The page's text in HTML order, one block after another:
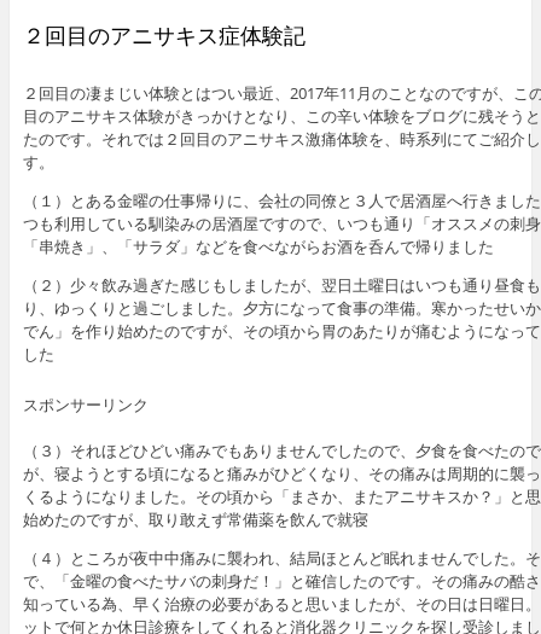
２回目のアニサキス症体験記
２回目の凄まじい体験とはつい最近、2017年11月のことなのですが、こ
目のアニサキス体験がきっかけとなり、この辛い体験をブログに残そう
たのです。それでは２回目のアニサキス激痛体験を、時系列にてご紹介
す。
（１）とある金曜の仕事帰りに、会社の同僚と３人で居酒屋へ行きまし
つも利用している馴染みの居酒屋ですので、いつも通り「オススメの刺
「串焼き」、「サラダ」などを食べながらお酒を呑んで帰りました
（２）少々飲み過ぎた感じもしましたが、翌日土曜日はいつも通り昼食
り、ゆっくりと過ごしました。夕方になって食事の準備。寒かったせい
でん」を作り始めたのですが、その頃から胃のあたりが痛むようになっ
した
スポンサーリンク
（３）それほどひどい痛みでもありませんでしたので、夕食を食べたの
が、寝ようとする頃になると痛みがひどくなり、その痛みは周期的に襲
くるようになりました。その頃から「まさか、またアニサキスか？」と
始めたのですが、取り敢えず常備薬を飲んで就寝
（４）ところが夜中中痛みに襲われ、結局ほとんど眠れませんでした。
で、「金曜の食べたサバの刺身だ！」と確信したのです。その痛みの酷
知っている為、早く治療の必要があると思いましたが、その日は日曜日
ットで何とか休日診療をしてくれると消化器クリニックを探し受診しま